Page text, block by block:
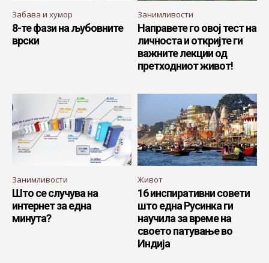
Забава и хумор
8-те фази на љубовните
врски
Занимливости
Направете го овој тест на
личноста и откријте ги
важните лекции од
претходниот живот!
Занимливости
Што се случува на
интернет за една
минута?
Живот
16 инспиративни совети
што една Русинка ги
научила за време на
своето патување во
Индија